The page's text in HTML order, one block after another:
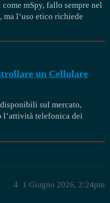
mSpy, fallo sempre nel
l’uso etico richiede
un Cellulare
sul mercato,
l’attività telefonica dei
1 Giugno 2026, 2:24pm
4